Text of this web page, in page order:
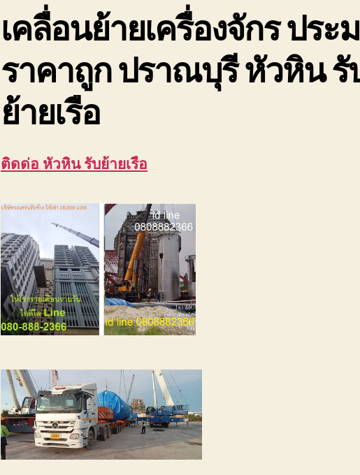
เคลื่อนย้ายเครื่องจักร ประ
ราคาถูก ปราณบุรี หัวหิน รั
ย้ายเรือ
ติดด่อ หัวหิน รับย้ายเรือ